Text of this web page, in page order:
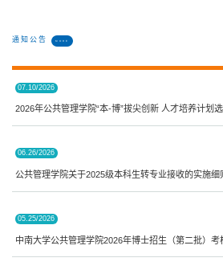
通知公告 MORE
07.10/2026
2026年公共管理学院“本-博”拔尖创新 人才培养计划
06.26/2026
公共管理学院关于2025级本科生转专业接收的实施细
05.25/2026
中南大学公共管理学院2026年博士招生（第二批）考